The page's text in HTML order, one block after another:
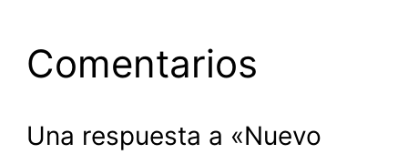
Comentarios
Una respuesta a «Nuevo